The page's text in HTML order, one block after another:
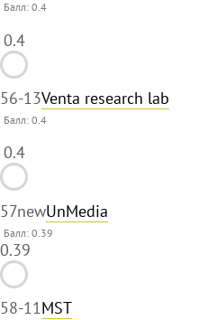
Балл:0.4
0.4
56-13Venta research lab
Балл:0.4
0.4
57newUnMedia
Балл: 0.39
0.39
58-11MST